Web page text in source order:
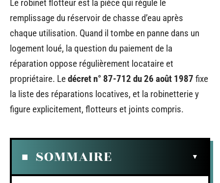
Le robinet flotteur est la pièce qui régule le
remplissage du réservoir de chasse d’eau après
chaque utilisation. Quand il tombe en panne dans un
logement loué, la question du paiement de la
réparation oppose régulièrement locataire et
propriétaire. Ledécret n° 87-712 du 26 août 1987 fixe
la liste des réparations locatives, et la robinetterie y
figure explicitement, flotteurs et joints compris.
SOMMAIRE